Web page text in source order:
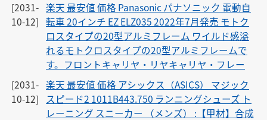
[2031-
10-12]
楽天 最安値 価格 Panasonic パナソニック 電動自
転車 20インチ EZ ELZ035 2022年7月発売 モトク
ロスタイプの20型アルミフレーム ワイルド感溢
れるモトクロスタイプの20型アルミフレームで
す。フロントキャリヤ・リヤキャリヤ・フレー
[2031-
10-12]
楽天 最安値 価格 アシックス（ASICS） マジック
スピード2 1011B443.750 ランニングシューズ ト
レーニング スニーカー （メンズ） :【甲材】合成